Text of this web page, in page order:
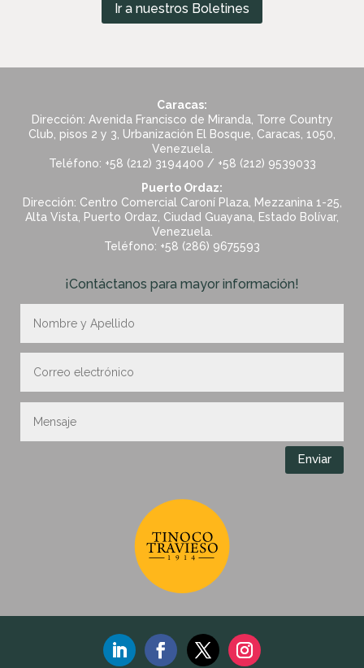
Ir a nuestros Boletines
Caracas:
Dirección: Avenida Francisco de Miranda, Torre Country
Club, pisos 2 y 3, Urbanización El Bosque, Caracas, 1050,
Venezuela.
Teléfono: +58 (212) 3194400 / +58 (212) 9539033
Puerto Ordaz:
Dirección: Centro Comercial Caroní Plaza, Mezzanina 1-25,
Alta Vista, Puerto Ordaz, Ciudad Guayana, Estado Bolívar,
Venezuela.
Teléfono: +58 (286) 9675593
¡Contáctanos para mayor información!
Enviar